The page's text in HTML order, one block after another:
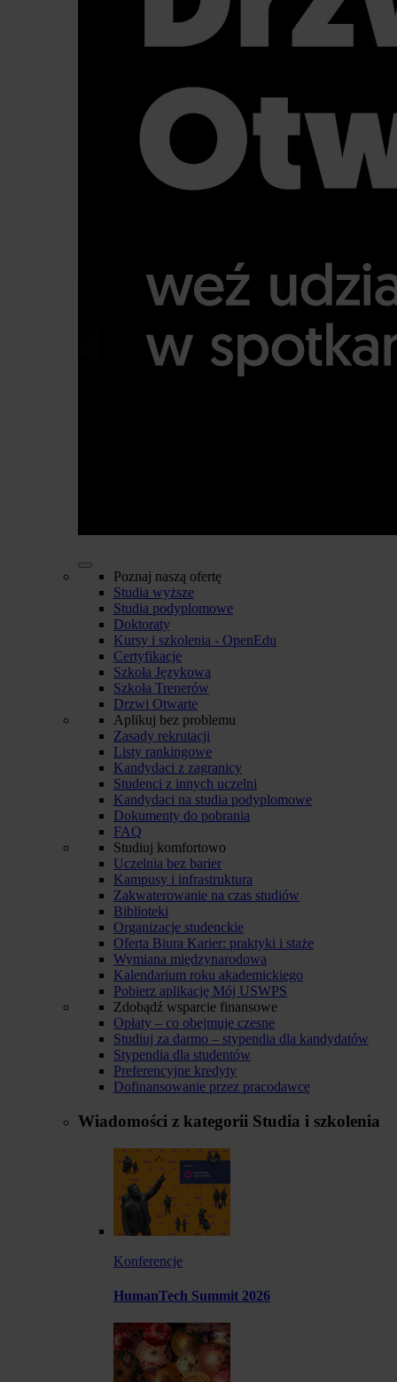
Poznaj naszą ofertę
Studia wyższe
Studia podyplomowe
Doktoraty
Kursy i szkolenia - OpenEdu
Certyfikacje
Szkoła Językowa
Szkoła Trenerów
Drzwi Otwarte
Aplikuj bez problemu
Zasady rekrutacji
Listy rankingowe
Kandydaci z zagranicy
Studenci z innych uczelni
Kandydaci na studia podyplomowe
Dokumenty do pobrania
FAQ
Studiuj komfortowo
Uczelnia bez barier
Kampusy i infrastruktura
Zakwaterowanie na czas studiów
Biblioteki
Organizacje studenckie
Oferta Biura Karier: praktyki i staże
Wymiana międzynarodowa
Kalendarium roku akademickiego
Pobierz aplikację Mój USWPS
Zdobądź wsparcie finansowe
Opłaty – co obejmuje czesne
Studiuj za darmo – stypendia dla kandydatów
Stypendia dla studentów
Preferencyjne kredyty
Dofinansowanie przez pracodawcę
Wiadomości z kategorii Studia i szkolenia
Konferencje
HumanTech Summit 2026